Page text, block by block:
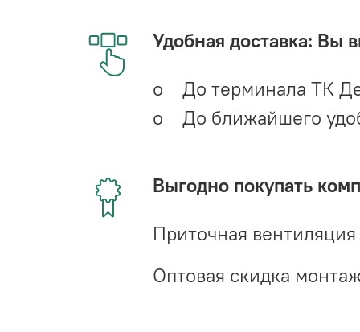
Удобная доставка: Вы
o До терминала ТК
o До ближайшего
Выгодно покупать
Приточная
Оптовая скидка